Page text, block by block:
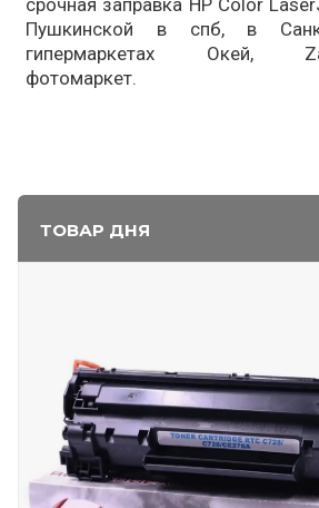
ТОВАР ДНЯ
срочная заправка HP Color
Пушкинской в спб, в
гипермаркетах Окей,
фотомаркет.